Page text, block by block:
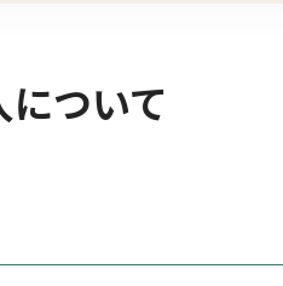
ついて